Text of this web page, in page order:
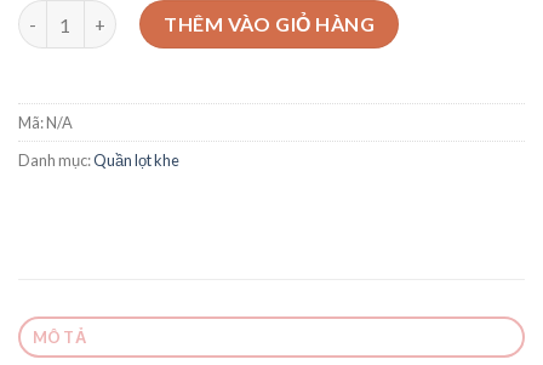
Chip lọt khe dây đính chữ X1107 số lượng
THÊM VÀO GIỎ HÀNG
Mã:N/A
Danh mục:Quần lọt khe
MÔ TẢ